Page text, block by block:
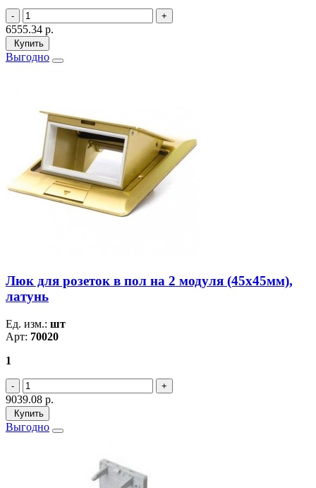
6555.34 р.
Купить
Выгодно
Люк для розеток в пол на 2 модуля (45х45мм),
латунь
Ед. изм.: шт
Арт: 70020
1
9039.08 р.
Купить
Выгодно